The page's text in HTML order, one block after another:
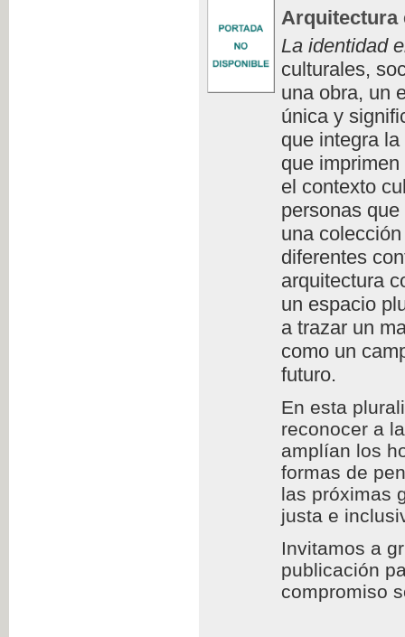
Arquitectura
La identidad
culturales,
una obra, un
única y
que integra
que
el contexto
personas
una
diferentes
arquitectura
un espacio
a trazar un
como un
futuro.
En esta
reconocer a
amplían los
formas de
las próximas
justa e
Invitamos a
publicación
compromiso